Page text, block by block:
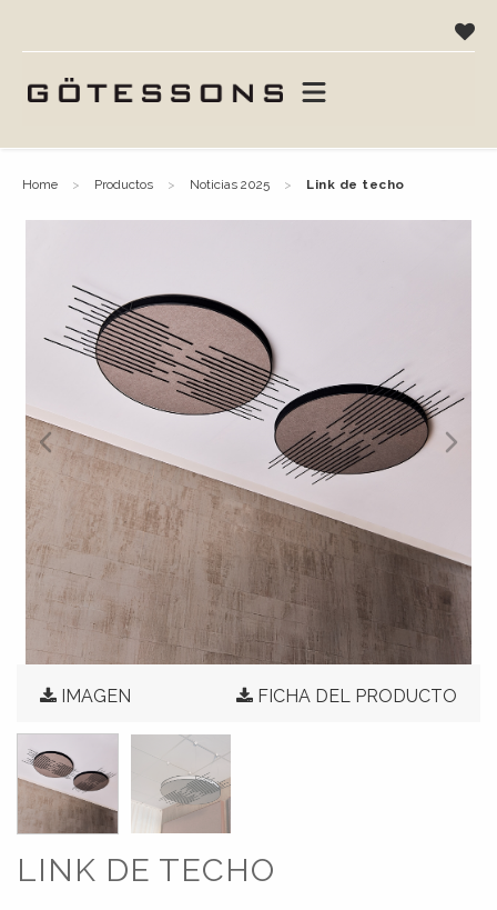
home productos noticias 2025 link de techo
IMAGEN FICHA DEL PRODUCTO
LINK DE TECHO